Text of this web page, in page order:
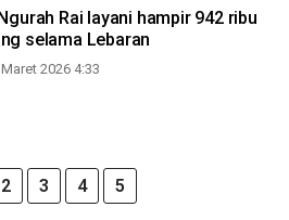
Rai layani hampir 942 ribu
selama Lebaran
2026 4:33
2 3 4 5